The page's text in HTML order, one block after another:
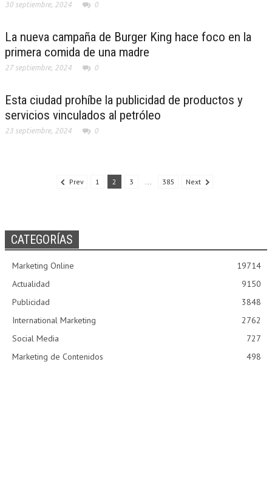
30 septiembre, 2024 0
La nueva campaña de Burger King hace foco en la
primera comida de una madre
27 septiembre, 2024 0
Esta ciudad prohíbe la publicidad de productos y
servicios vinculados al petróleo
23 septiembre, 2024 0
Prev 1 2 3 ... 385 Next
CATEGORÍAS
Marketing Online
19714
Actualidad
9150
Publicidad
3848
International Marketing
2762
Social Media
727
Marketing de Contenidos
498